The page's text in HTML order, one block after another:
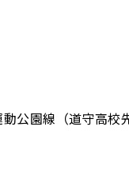
園線（道守高校